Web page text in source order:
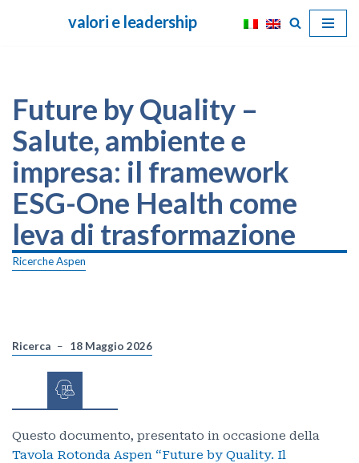
valori e leadership
Future by Quality –
Salute, ambiente e
impresa: il framework
ESG-One Health come
leva di trasformazione
Ricerche Aspen
Ricerca 18 Maggio 2026
Questo documento, presentato in occasione della
Tavola Rotonda Aspen “Future by Quality. Il